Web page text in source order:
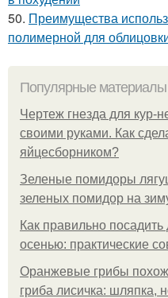
50. Преимущества
полимерной для
Популярные материалы
Чертеж гнезда для кур-
своими руками. Как
яйцесборником?
Зеленые помидоры
зеленых помидор на
Как правильно посадить
осенью: практические
Оранжевые грибы
гриба лисичка: шляпка,